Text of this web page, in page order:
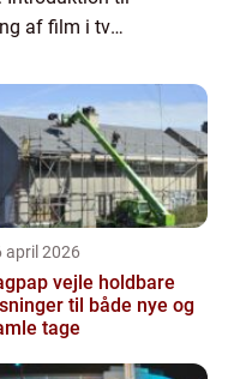
af film i tv
april 2026
vejle holdbare
til både nye og
tage